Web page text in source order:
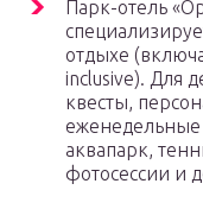
Парк-отель
отдыхе
inclusive). Для
квесты,
еженедельные
аквапарк,
фотосессии и